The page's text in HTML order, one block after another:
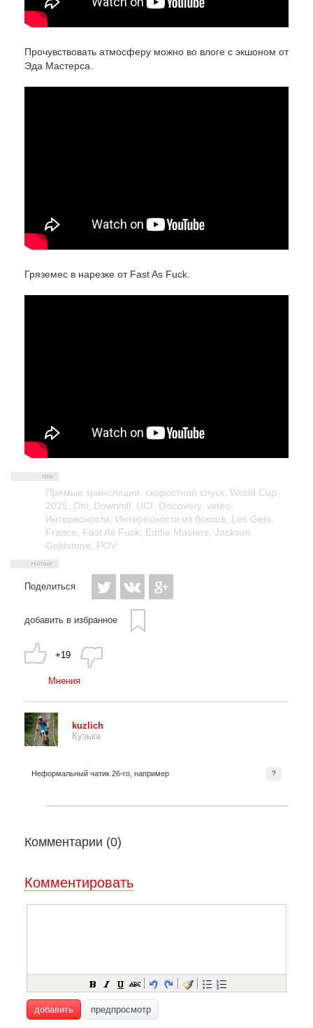
Прочувствовать атмосферу можно во влоге с экшоном от
Эда Мастерса.
Гряземес в нарезке от Fast As Fuck.
Прямые трансляции скоростной спуск World Cup
2025
Dhi Downhill UCI Discovery, video
Интересности
Интересности из боксов Les Gets
France
Fast As Fuck Eddie Masters Jackson
Goldstone
POV
Поделиться
добавить в избранное
+19
Мнения
kuzlich
Кузька
?
Неформальный чатик 26-го, например
Комментарии (0)
Комментировать
добавить предпросмотр